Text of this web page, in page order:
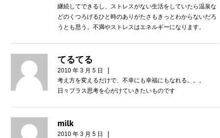
継続してできるし、ストレスがない生活をしていたら温泉な
どのくつろげるひと時のありがたさもきっとわからないだろ
うとも思う。不満やストレスはエネルギーになります。
てるてる
2010 年 3 月 5 日 |
考え方を変えるだけで、不幸にも幸福にもなれる。。。
日々プラス思考を心がけていきたいものです
milk
2010 年 3 月 5 日 |